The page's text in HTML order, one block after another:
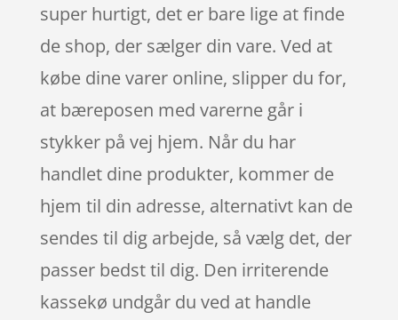
super hurtigt, det er bare lige at finde
de shop, der sælger din vare. Ved at
købe dine varer online, slipper du for,
at bæreposen med varerne går i
stykker på vej hjem. Når du har
handlet dine produkter, kommer de
hjem til din adresse, alternativt kan de
sendes til dig arbejde, så vælg det, der
passer bedst til dig. Den irriterende
kassekø undgår du ved at handle